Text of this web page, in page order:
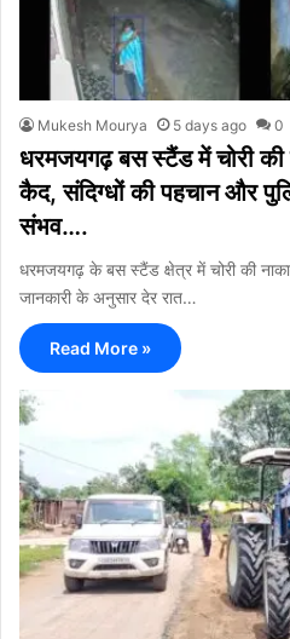
Mukesh Mourya 5 days ago 0
धरमजयगढ़ बस स्टैंड में चोरी
कैद, संदिग्धों की पहचान और
संभव….
धरमजयगढ़ के बस स्टैंड क्षेत्र में चोरी की
जानकारी के अनुसार देर रात…
Read More »